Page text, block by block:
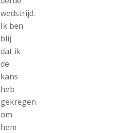
wedstrijd.
Ik ben
blij
dat ik
de
kans
heb
gekregen
om
hem